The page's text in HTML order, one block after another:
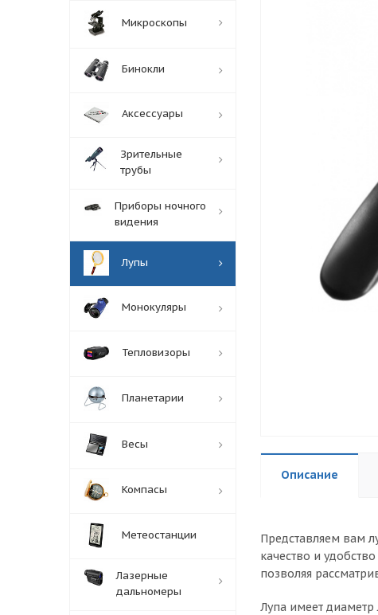
Описание
Представляем вам
качество и
позволяя
Лупа имеет
Микроскопы
Бинокли
Аксессуары
Зрительные
трубы
Приборы ночного
видения
Лупы
Монокуляры
Тепловизоры
Планетарии
Весы
Компасы
Метеостанции
Лазерные
дальномеры